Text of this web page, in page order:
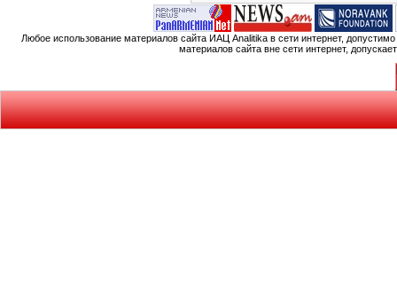
Любое использование материалов сайта ИАЦ Analitika в сети интернет,
материалов сайта вне сети интернет,